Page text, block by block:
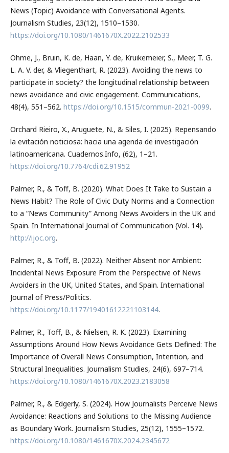
News (Topic) Avoidance with Conversational Agents.
Journalism Studies, 23(12), 1510–1530.
https://doi.org/10.1080/1461670X.2022.2102533
Ohme, J., Bruin, K. de, Haan, Y. de, Kruikemeier, S., Meer, T. G.
L. A. V. der, & Vliegenthart, R. (2023). Avoiding the news to
participate in society? the longitudinal relationship between
news avoidance and civic engagement. Communications,
48(4), 551–562. https://doi.org/10.1515/commun-2021-0099.
Orchard Rieiro, X., Aruguete, N., & Siles, I. (2025). Repensando
la evitación noticiosa: hacia una agenda de investigación
latinoamericana. Cuadernos.Info, (62), 1–21.
https://doi.org/10.7764/cdi.62.91952
Palmer, R., & Toff, B. (2020). What Does It Take to Sustain a
News Habit? The Role of Civic Duty Norms and a Connection
to a “News Community” Among News Avoiders in the UK and
Spain. In International Journal of Communication (Vol. 14).
http://ijoc.org.
Palmer, R., & Toff, B. (2022). Neither Absent nor Ambient:
Incidental News Exposure From the Perspective of News
Avoiders in the UK, United States, and Spain. International
Journal of Press/Politics.
https://doi.org/10.1177/19401612221103144.
Palmer, R., Toff, B., & Nielsen, R. K. (2023). Examining
Assumptions Around How News Avoidance Gets Defined: The
Importance of Overall News Consumption, Intention, and
Structural Inequalities. Journalism Studies, 24(6), 697–714.
https://doi.org/10.1080/1461670X.2023.2183058
Palmer, R., & Edgerly, S. (2024). How Journalists Perceive News
Avoidance: Reactions and Solutions to the Missing Audience
as Boundary Work. Journalism Studies, 25(12), 1555–1572.
https://doi.org/10.1080/1461670X.2024.2345672